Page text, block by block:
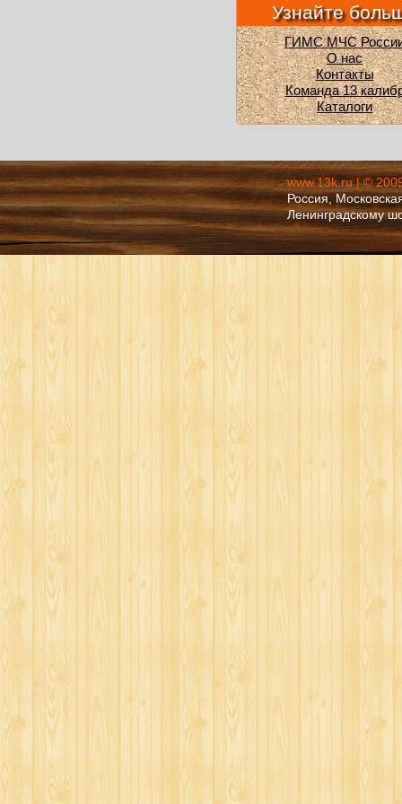
Узнайте
ГИМС МЧС
О нас
Контакты
Команда 13
Каталоги
www.13k.ru | ©
Россия,
Ленинградскому